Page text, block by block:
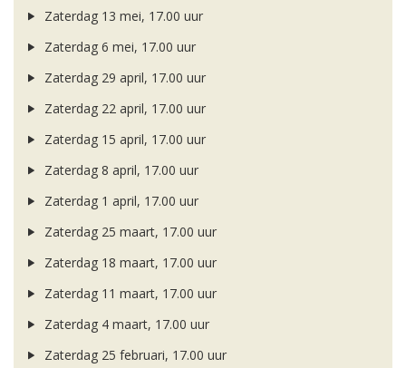
Zaterdag 13 mei, 17.00 uur
Zaterdag 6 mei, 17.00 uur
Zaterdag 29 april, 17.00 uur
Zaterdag 22 april, 17.00 uur
Zaterdag 15 april, 17.00 uur
Zaterdag 8 april, 17.00 uur
Zaterdag 1 april, 17.00 uur
Zaterdag 25 maart, 17.00 uur
Zaterdag 18 maart, 17.00 uur
Zaterdag 11 maart, 17.00 uur
Zaterdag 4 maart, 17.00 uur
Zaterdag 25 februari, 17.00 uur